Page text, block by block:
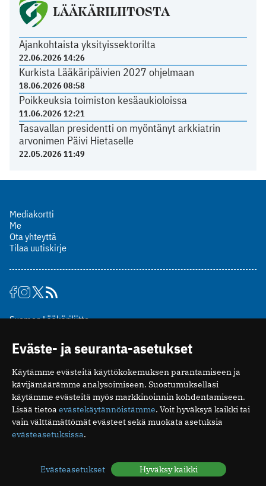
LÄÄKÄRILIITOSTA
Ajankohtaista yksityissektorilta
22.06.2026 14:26
Kurkista Lääkäripäivien 2027 ohjelmaan
18.06.2026 08:58
Poikkeuksia toimiston kesäaukioloissa
11.06.2026 12:21
Tasavallan presidentti on myöntänyt arkkiatrin
arvonimen Päivi Hietaselle
22.05.2026 11:49
Mediakortti
Me
Ota yhteyttä
Tilaa uutiskirje
Suomen Lääkäriliitto
00510 Helsinki
puh. (09) 393 091
toimitus@potilaanlaakarilehti.fi
ISSN 2323-9476
Eväste- ja seuranta-asetukset
Käytämme evästeitä käyttökokemuksen parantamiseen ja
kävijämäärämme analysoimiseen. Suostumuksellasi
käytämme evästeitä myös markkinoinnin kohdentamiseen.
Lisää tietoa evästekäytännöistämme. Voit hyväksyä kaikki tai
vain välttämättömät evästeet sekä muokata asetuksia
evästeasetuksissa.
Evästeasetukset Hyväksy kaikki